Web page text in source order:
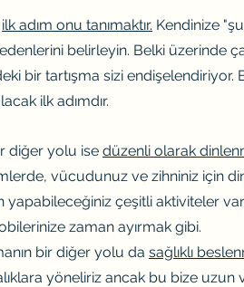
ilk adım onu tanımaktır. Kendinize
belirleyin. Belki üzerinde
bir tartışma sizi
ilk adımdır.
diğer yolu ise düzenli olarak
vücudunuz ve zihniniz için
yapabileceğiniz çeşitli aktiviteler
zaman ayırmak gibi.
bir diğer yolu da sağlıklı
yöneliriz ancak bu bize